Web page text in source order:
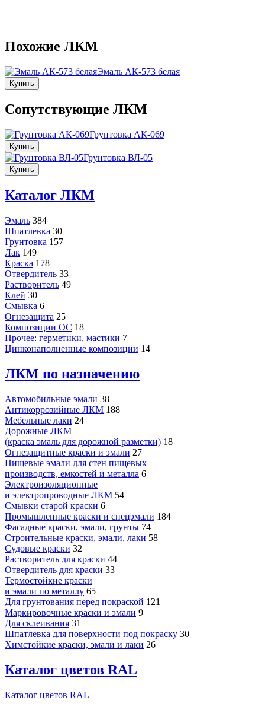
Похожие ЛКМ
Эмаль АК-573 белая
Купить
Сопутствующие ЛКМ
Грунтовка АК-069
Купить
Грунтовка ВЛ-05
Купить
Каталог ЛКМ
Эмаль 384
Шпатлевка 30
Грунтовка 157
Лак 149
Краска 178
Отвердитель 33
Растворитель 49
Клей 30
Смывка 6
Огнезащита 25
Композиции ОС 18
Прочее: герметики, мастики 7
Цинконаполненные композиции 14
ЛКМ по назначению
Автомобильные эмали 38
Антикоррозийные ЛКМ 188
Мебельные лаки 24
Дорожные ЛКМ
(краска эмаль для дорожной разметки) 18
Огнезащитные краски и эмали 27
Пищевые эмали для стен пищевых
производств, емкостей и металла 6
Электроизоляционные
и электропроводные ЛКМ 54
Смывки старой краски 6
Промышленные краски и спецэмали 184
Фасадные краски, эмали, грунты 74
Строительные краски, эмали, лаки 58
Судовые краски 32
Растворитель для краски 44
Отвердитель для краски 33
Термостойкие краски
и эмали по металлу 65
Для грунтования перед покраской 121
Маркировочные краски и эмали 9
Для склеивания 31
Шпатлевка для поверхности под покраску 30
Химстойкие краски, эмали и лаки 26
Каталог цветов RAL
Каталог цветов RAL